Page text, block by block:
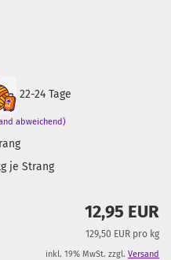
22-24 Tage
abweichend)
je Strang
12,95 EUR
129,50 EUR pro kg
inkl. 19% MwSt. zzgl. Versand